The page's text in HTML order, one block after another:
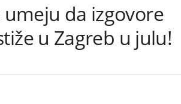
da izgovore
u Zagreb u julu!